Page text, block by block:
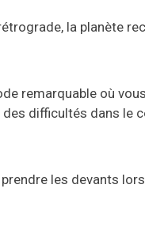
la planète
remarquable où
difficultés dans le
les devants